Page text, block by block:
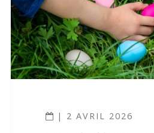
| 2 AVRIL 2026